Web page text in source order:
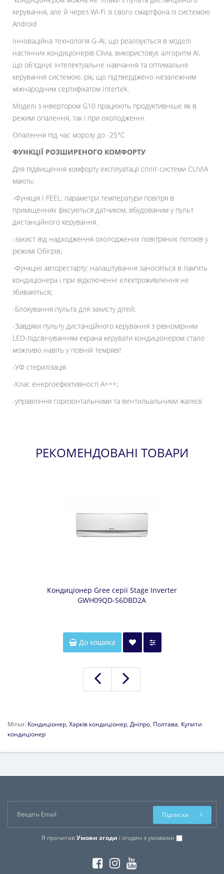
керування, але й через Wi-Fi зі свого смартфона із системою
Android
Інноваційна технологія G-AI, що реалізується в моделі
настінних кондиціонерів Clivia, використовує алгоритм AI,
що об'єднує інтелектуальне навчання та оптимальне
керування системою. рік, що підтверджено незалежним
міжнародним сертифікатом Intertek.
Моделі з інвертором G10 працюють продуктивніше як в
режимі опалення, так і при охолодженні.
Опалення під час морозу до -25°С
ФУНКЦІЇ РОЗШИРЕНОГО КОМФОРТУ
Для підвищення комфорту експлуатації спліт-системи CLIVIA
мають:
-Функція I FEEL: параметри температури повітря в
приміщеннях фіксуються датчиком, вбудованим у пульт
дистанційного керування.
-захист від надходження охолоджених повітряних потоків у
режимі Обігрів;
-Функцію авторестарту: налаштування заносяться в пам'ять
кондиціонера і при відключенні електроживлення не
збиваються;
-Блокування пульта для захисту дітей;
-Завдяки пульту дистанційного керування з рівномірним
LED-підсвічуванням екрана керувати кондиціонером стало
можливо навіть у повній темряві!
-УФ стерилізація
-Клас енергоефективності A+++;
-управління горизонтальними та вентильальними жалюзі
РЕКОМЕНДОВАНІ ТОВАРИ
Кондиціонер Gree серії Stage Inverter
GWH09QD-S6DBD2A
До кошика
Мітки: Кондиціонер, Харків кондиціонер, Дніпро, Полтава, Купити
кондиціонер
Я прочитавУмови згоди і згоден з умовами
Підписка